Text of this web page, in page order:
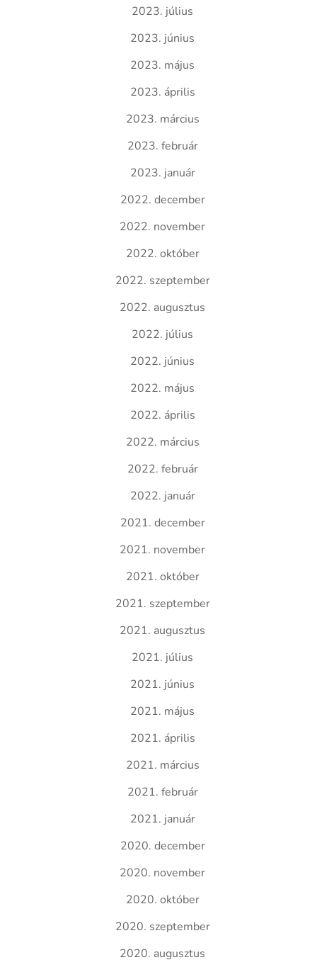
2023. július
2023. június
2023. május
2023. április
2023. március
2023. február
2023. január
2022. december
2022. november
2022. október
2022. szeptember
2022. augusztus
2022. július
2022. június
2022. május
2022. április
2022. március
2022. február
2022. január
2021. december
2021. november
2021. október
2021. szeptember
2021. augusztus
2021. július
2021. június
2021. május
2021. április
2021. március
2021. február
2021. január
2020. december
2020. november
2020. október
2020. szeptember
2020. augusztus